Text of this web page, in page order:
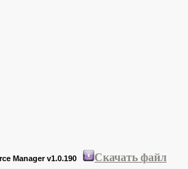
Manager v1.0.190 Скачать файл